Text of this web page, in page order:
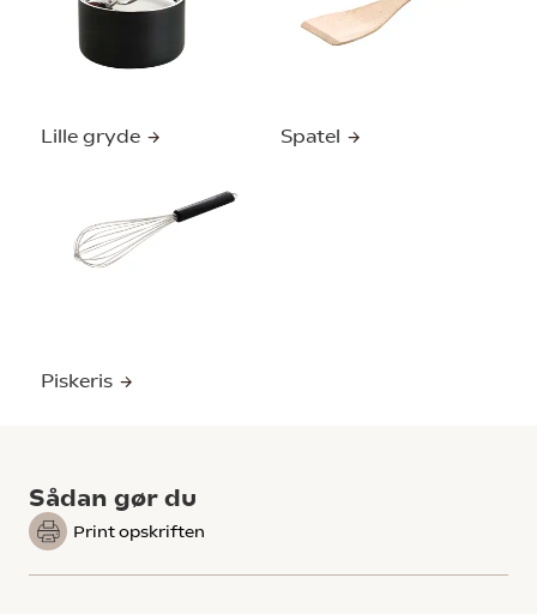
Lille gryde Spatel
Piskeris
Sådan gør du
Print opskriften